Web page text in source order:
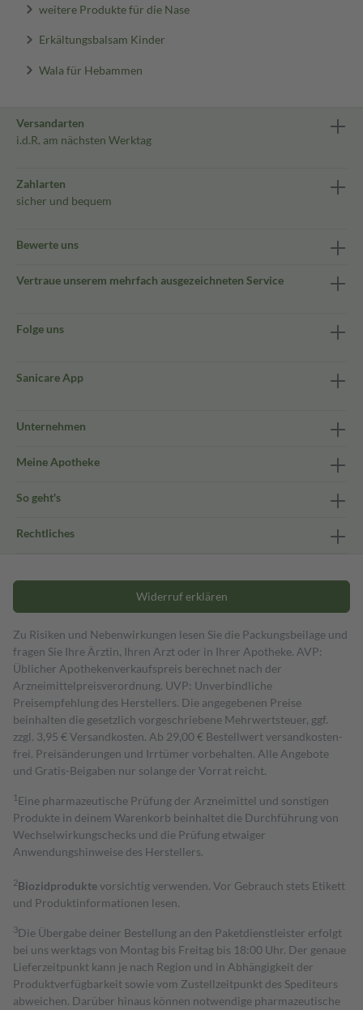
weitere Produkte für die Nase
Erkältungsbalsam Kinder
Wala für Hebammen
Versandarten
i.d.R. am nächsten Werktag
Zahlarten
sicher und bequem
Bewerte uns
Vertraue unserem mehrfach ausgezeichneten Service
Folge uns
Sanicare App
Unternehmen
Meine Apotheke
So geht's
Rechtliches
Widerruf erklären
Zu Risiken und Nebenwirkungen lesen Sie die Packungsbeilage und
fragen Sie Ihre Ärztin, Ihren Arzt oder in Ihrer Apotheke. AVP:
Üblicher Apothekenverkaufspreis berechnet nach der
Arzneimittelpreisverordnung. UVP: Unverbindliche
Preisempfehlung des Herstellers. Die angegebenen Preise
beinhalten die gesetzlich vorgeschriebene Mehrwertsteuer, ggf.
zzgl. 3,95 € Versandkosten. Ab 29,00 € Bestell­wert versand­kosten­
frei. Preisänderungen und Irrtümer vorbehalten. Alle Angebote
und Gratis-Beigaben nur solange der Vorrat reicht.
1 Eine pharmazeutische Prüfung der Arzneimittel und sonstigen
Produkte in deinem Warenkorb beinhaltet die Durchführung von
Wechselwirkungschecks und die Prüfung etwaiger
Anwendungshinweise des Herstellers.
2Biozidproduktevorsichtig verwenden. Vor Gebrauch stets Etikett
und Produktinformationen lesen.
3Die Übergabe deiner Bestellung an den Paketdienstleister erfolgt
bei uns werktags von Montag bis Freitag bis 18:00 Uhr. Der genaue
Lieferzeitpunkt kann je nach Region und in Abhängigkeit der
Produktverfügbarkeit sowie vom Zustellzeitpunkt des Spediteurs
abweichen. Darüber hinaus können notwendige pharmazeutische